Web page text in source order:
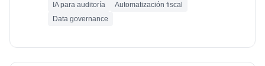
IA para auditoría
Automatización fiscal
Data governance